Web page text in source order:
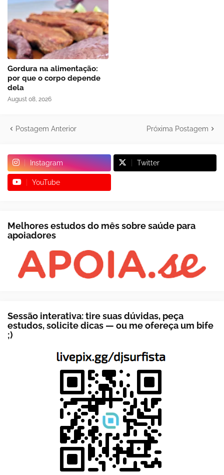
Gordura na alimentação:
por que o corpo depende
dela
August 08, 2026
Postagem Anterior Próxima Postagem
Instagram Twitter
YouTube
Melhores estudos do mês sobre saúde para
apoiadores
Sessão interativa: tire suas dúvidas, peça
estudos, solicite dicas — ou me ofereça um bife
;)